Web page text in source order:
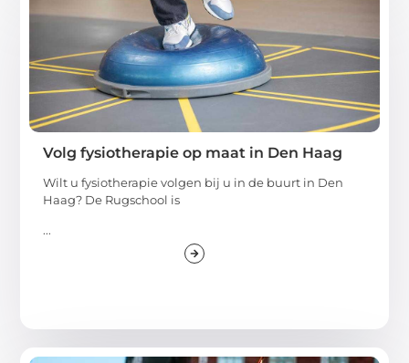
Volg fysiotherapie op maat in Den Haag
Wilt u fysiotherapie volgen bij u in de buurt in Den
Haag? De Rugschool is
...